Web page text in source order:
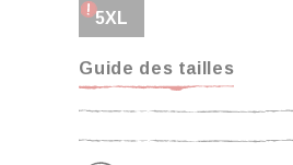
5XL
Guide des tailles